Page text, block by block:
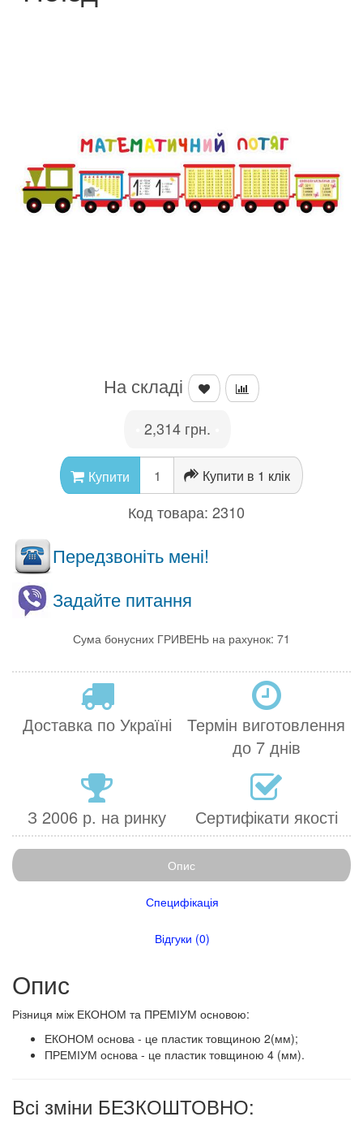
На складі
2,314 грн.
Купити Купити в 1 клік
Код товара: 2310
Передзвоніть мені!
Задайте питання
Сума бонусних ГРИВЕНЬ на рахунок: 71
Доставка по Україні
Термін виготовлення
до 7 днів
З 2006 р. на ринку Сертифікати якості
Опис
Специфікація
Відгуки (0)
Опис
​​​Різниця між ЕКОНОМ та ПРЕМІУМ основою:
ЕКОНОМ основа - це пластик товщиною 2(мм);
ПРЕМІУМ основа - це пластик товщиною 4 (мм).
Всі зміни БЕЗКОШТОВНО: